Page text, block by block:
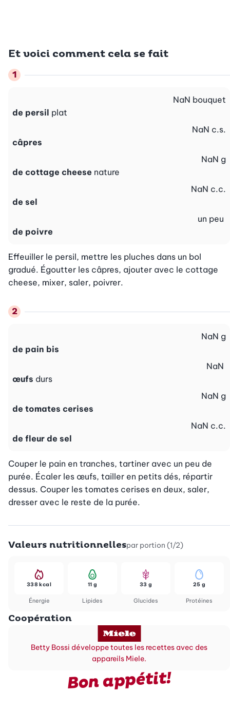
Et voici comment cela se fait
de persil plat
NaN bouquet
câpres
NaN c.s.
de cottage cheese nature
NaN g
de sel
NaN c.c.
de poivre
un peu
Effeuiller le persil, mettre les pluches dans un bol
gradué. Égoutter les câpres, ajouter avec le cottage
cheese, mixer, saler, poivrer.
de pain bis
NaN g
œufs durs
NaN
de tomates cerises
NaN g
de fleur de sel
NaN c.c.
Couper le pain en tranches, tartiner avec un peu de
purée. Écaler les œufs, tailler en petits dés, répartir
dessus. Couper les tomates cerises en deux, saler,
dresser avec le reste de la purée.
Valeurs nutritionnellespar portion (1/2)
Énergie
338 kcal
Lipides
11 g
Glucides
33 g
Protéines
25 g
Coopération
Betty Bossi développe toutes les recettes avec des
appareils Miele.
Bon appétit!